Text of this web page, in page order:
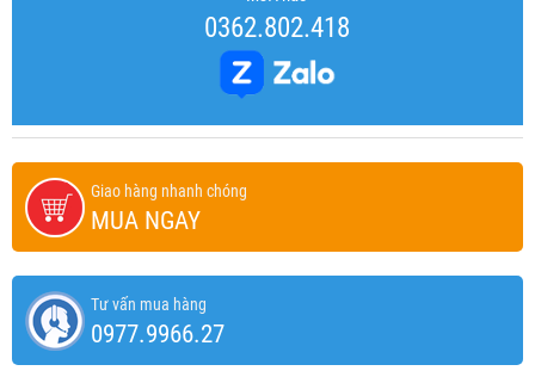
0362.802.418
Giao hàng nhanh chóng
MUA NGAY
Tư vấn mua hàng
0977.9966.27